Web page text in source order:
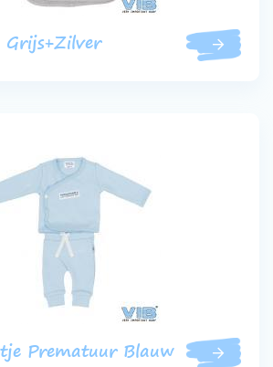
Grijs+Zilver
Prematuur Blauw